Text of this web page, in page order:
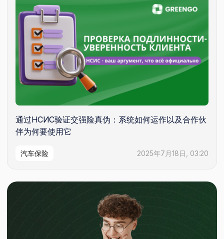
通过НСИС验证交强险真伪：系统如何运作以及合作伙
伴为何要使用它
汽车保险 2025年7月18日, 03:20